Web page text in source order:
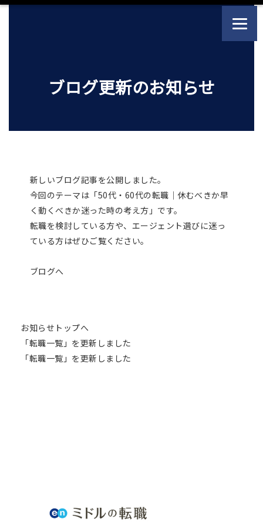
ブログ更新のお知らせ
新しいブログ記事を公開しました。
今回のテーマは「50代・60代の転職｜休むべきか早
く動くべきか迷った時の考え方」です。
転職を検討している方や、エージェント選びに迷っ
ている方はぜひご覧ください。
ブログへ
お知らせトップへ
「転職一覧」を更新しました
「転職一覧」を更新しました